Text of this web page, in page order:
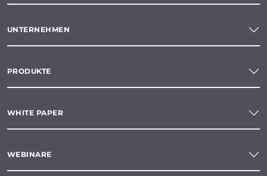
UNTERNEHMEN
PRODUKTE
WHITE PAPER
WEBINARE